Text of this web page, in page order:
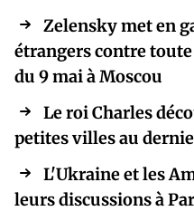
Zelensky met en
étrangers contre
du 9 mai à Moscou
Le roi Charles
petites villes au
L'Ukraine et les
leurs discussions à